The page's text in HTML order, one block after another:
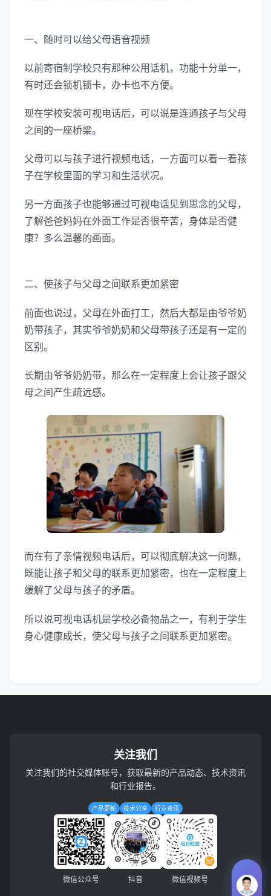
一、随时可以给父母语音视频
以前寄宿制学校只有那种公用话机，功能十分单一，
有时还会锁机锁卡，办卡也不方便。
现在学校安装可视电话后，可以说是连通孩子与父母
之间的一座桥梁。
父母可以与孩子进行视频电话，一方面可以看一看孩
子在学校里面的学习和生活状况。
另一方面孩子也能够通过可视电话见到思念的父母，
了解爸爸妈妈在外面工作是否很辛苦，身体是否健
康？多么温馨的画面。
二、使孩子与父母之间联系更加紧密
前面也说过，父母在外面打工，然后大都是由爷爷奶
奶带孩子，其实爷爷奶奶和父母带孩子还是有一定的
区别。
长期由爷爷奶奶带，那么在一定程度上会让孩子跟父
母之间产生疏远感。
而在有了亲情视频电话后，可以彻底解决这一问题，
既能让孩子和父母的联系更加紧密，也在一定程度上
缓解了父母与孩子的矛盾。
所以说可视电话机是学校必备物品之一，有利于学生
身心健康成长，使父母与孩子之间联系更加紧密。
关注我们
关注我们的社交媒体账号，获取最新的产品动态、技术资讯
和行业报告。
产品更新 技术分享 行业资讯
微信公众号 抖音 微信视频号